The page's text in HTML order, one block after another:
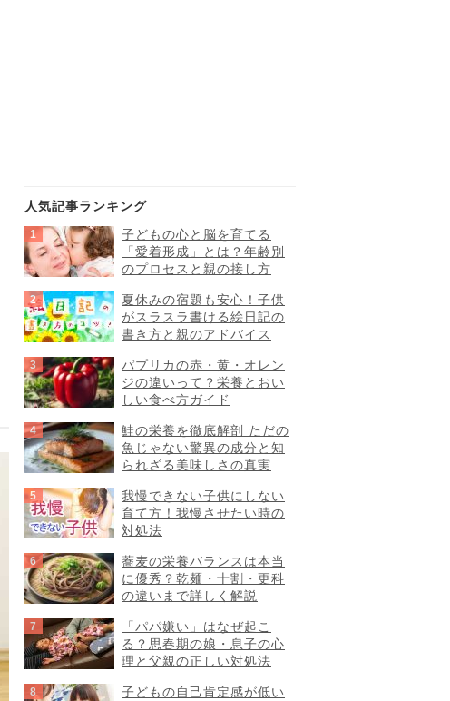
人気記事ランキング
子どもの心と脳を育てる
「愛着形成」とは？年齢別
のプロセスと親の接し方
夏休みの宿題も安心！子供
がスラスラ書ける絵日記の
書き方と親のアドバイス
パプリカの赤・黄・オレン
ジの違いって？栄養とおい
しい食べ方ガイド
鮭の栄養を徹底解剖 ただの
魚じゃない驚異の成分と知
られざる美味しさの真実
我慢できない子供にしない
育て方！我慢させたい時の
対処法
蕎麦の栄養バランスは本当
に優秀？乾麺・十割・更科
の違いまで詳しく解説
「パパ嫌い」はなぜ起こ
る？思春期の娘・息子の心
理と父親の正しい対処法
子どもの自己肯定感が低い